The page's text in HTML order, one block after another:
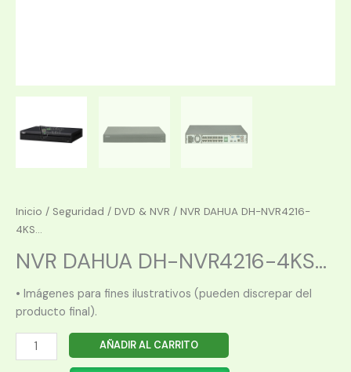
Inicio / Seguridad / DVD & NVR / NVR DAHUA DH-NVR4216-
4KS...
NVR DAHUA DH-NVR4216-4KS...
• Imágenes para fines ilustrativos (pueden discrepar del
producto final).
NVR
DAHUA
AÑADIR AL CARRITO